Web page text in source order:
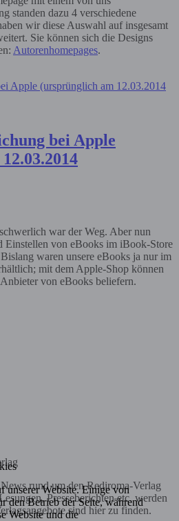
standen dazu 4 verschiedene
wir diese Auswahl auf insgesamt
Sie können sich die Designs
Autorenhomepages.
bei Apple
war der Weg. Aber nun
Einstellen von eBooks im iBook-Store
waren unsere eBooks ja nur im
mit dem Apple-Shop können
von eBooks beliefern.
rund um den Rediroma-Verlag
Presseberichten etc. werden
sind hier zu finden.
unserer Website. Einige von
den Betrieb der Seite, während
Website und die